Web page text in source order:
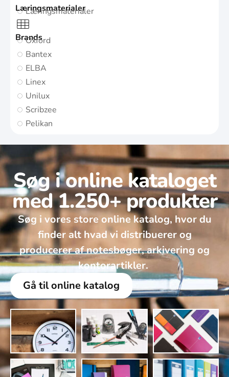
Læringsmaterialer
Læringsmaterialer
Brands
Oxford
Bantex
ELBA
Linex
Unilux
Scribzee
Pelikan
Søg i online kataloget
med 1.250+ produkter
Søg i vores store online katalog, hvor du
finder alt hvad vi distribuerer og
producerer af notesbøger, arkivering og
kontorartikler. ​
Gå til online katalog